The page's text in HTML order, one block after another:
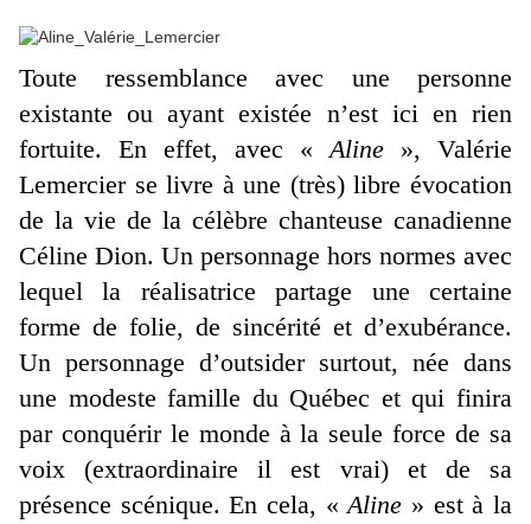
Toute ressemblance avec une personne
existante ou ayant existée n’est ici en rien
fortuite. En effet, avec «Aline », Valérie
Lemercier se livre à une (très) libre évocation
de la vie de la célèbre chanteuse canadienne
Céline Dion. Un personnage hors normes avec
lequel la réalisatrice partage une certaine
forme de folie, de sincérité et d’exubérance.
Un personnage d’outsider surtout, née dans
une modeste famille du Québec et qui finira
par conquérir le monde à la seule force de sa
voix (extraordinaire il est vrai) et de sa
présence scénique. En cela, «Aline » est à la